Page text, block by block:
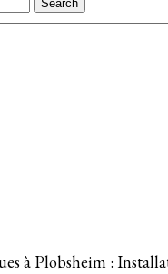
à Plobsheim :